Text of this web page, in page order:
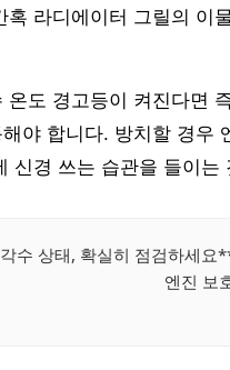
혹 라디에이터 그릴의 이
온도 경고등이 켜진다면
야 합니다. 방치할 경우
신경 쓰는 습관을 들이는
수 상태, 확실히 점검하세요
엔진 보